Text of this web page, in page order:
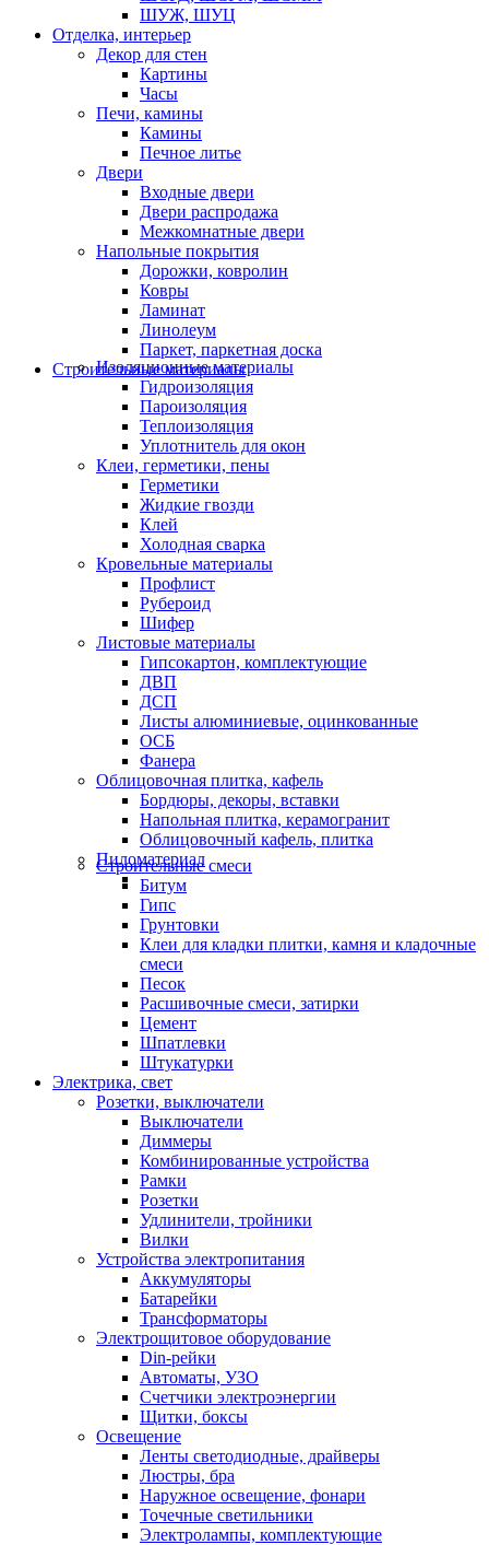
ШУЖ, ШУЦ
Отделка, интерьер
Декор для стен
Картины
Часы
Печи, камины
Камины
Печное литье
Двери
Входные двери
Двери распродажа
Межкомнатные двери
Напольные покрытия
Дорожки, ковролин
Ковры
Ламинат
Линолеум
Паркет, паркетная доска
Строительные материалы
Изоляционные материалы
Гидроизоляция
Пароизоляция
Теплоизоляция
Уплотнитель для окон
Клеи, герметики, пены
Герметики
Жидкие гвозди
Клей
Холодная сварка
Кровельные материалы
Профлист
Рубероид
Шифер
Листовые материалы
Гипсокартон, комплектующие
ДВП
ДСП
Листы алюминиевые, оцинкованные
ОСБ
Фанера
Облицовочная плитка, кафель
Бордюры, декоры, вставки
Напольная плитка, керамогранит
Облицовочный кафель, плитка
Пиломатериал
Строительные смеси
Битум
Гипс
Грунтовки
Клеи для кладки плитки, камня и кладочные
смеси
Песок
Расшивочные смеси, затирки
Цемент
Шпатлевки
Штукатурки
Электрика, свет
Розетки, выключатели
Выключатели
Диммеры
Комбинированные устройства
Рамки
Розетки
Удлинители, тройники
Вилки
Устройства электропитания
Аккумуляторы
Батарейки
Трансформаторы
Электрощитовое оборудование
Din-рейки
Автоматы, УЗО
Счетчики электроэнергии
Щитки, боксы
Освещение
Ленты светодиодные, драйверы
Люстры, бра
Наружное освещение, фонари
Точечные светильники
Электролампы, комплектующие